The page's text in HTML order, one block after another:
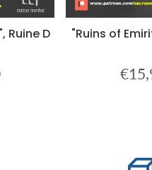
Ruine D
€14,90
"Ruins of
Prix